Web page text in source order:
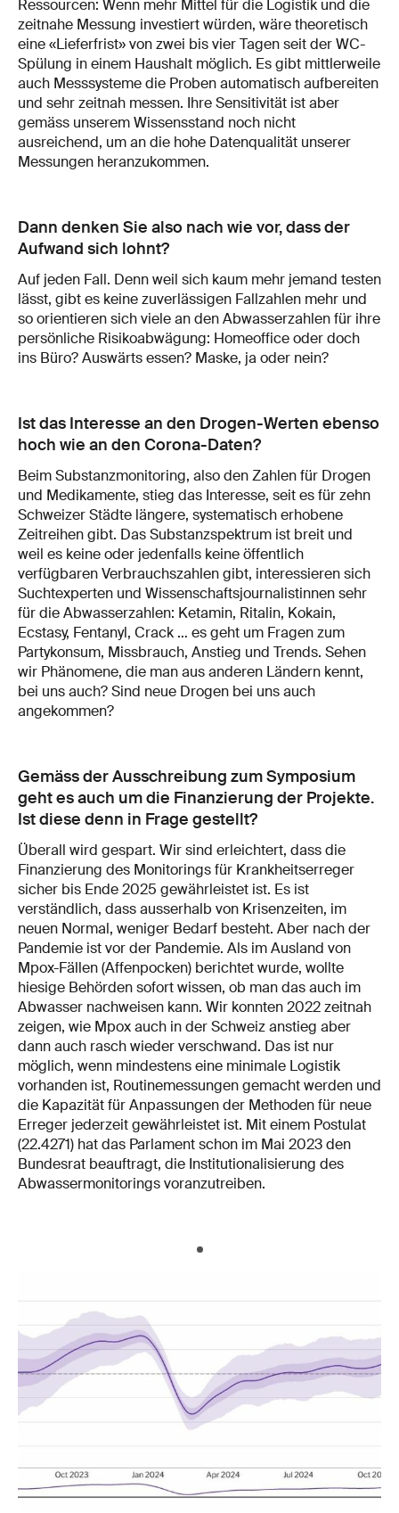
Ressourcen: Wenn mehr Mittel für die Logistik und die
zeitnahe Messung investiert würden, wäre theoretisch
eine «Lieferfrist» von zwei bis vier Tagen seit der WC-
Spülung in einem Haushalt möglich. Es gibt mittlerweile
auch Messsysteme die Proben automatisch aufbereiten
und sehr zeitnah messen. Ihre Sensitivität ist aber
gemäss unserem Wissensstand noch nicht
ausreichend, um an die hohe Datenqualität unserer
Messungen heranzukommen.
Dann denken Sie also nach wie vor, dass der
Aufwand sich lohnt?
Auf jeden Fall. Denn weil sich kaum mehr jemand testen
lässt, gibt es keine zuverlässigen Fallzahlen mehr und
so orientieren sich viele an den Abwasserzahlen für ihre
persönliche Risikoabwägung: Homeoffice oder doch
ins Büro? Auswärts essen? Maske, ja oder nein?
Ist das Interesse an den Drogen-Werten ebenso
hoch wie an den Corona-Daten?
Beim Substanzmonitoring, also den Zahlen für Drogen
und Medikamente, stieg das Interesse, seit es für zehn
Schweizer Städte längere, systematisch erhobene
Zeitreihen gibt. Das Substanzspektrum ist breit und
weil es keine oder jedenfalls keine öffentlich
verfügbaren Verbrauchszahlen gibt, interessieren sich
Suchtexperten und Wissenschaftsjournalistinnen sehr
für die Abwasserzahlen: Ketamin, Ritalin, Kokain,
Ecstasy, Fentanyl, Crack … es geht um Fragen zum
Partykonsum, Missbrauch, Anstieg und Trends. Sehen
wir Phänomene, die man aus anderen Ländern kennt,
bei uns auch? Sind neue Drogen bei uns auch
angekommen?
Gemäss der Ausschreibung zum Symposium
geht es auch um die Finanzierung der Projekte.
Ist diese denn in Frage gestellt?
Überall wird gespart. Wir sind erleichtert, dass die
Finanzierung des Monitorings für Krankheitserreger
sicher bis Ende 2025 gewährleistet ist. Es ist
verständlich, dass ausserhalb von Krisenzeiten, im
neuen Normal, weniger Bedarf besteht. Aber nach der
Pandemie ist vor der Pandemie. Als im Ausland von
Mpox-Fällen (Affenpocken) berichtet wurde, wollte
hiesige Behörden sofort wissen, ob man das auch im
Abwasser nachweisen kann. Wir konnten 2022 zeitnah
zeigen, wie Mpox auch in der Schweiz anstieg aber
dann auch rasch wieder verschwand. Das ist nur
möglich, wenn mindestens eine minimale Logistik
vorhanden ist, Routinemessungen gemacht werden und
die Kapazität für Anpassungen der Methoden für neue
Erreger jederzeit gewährleistet ist. Mit einem Postulat
(22.4271) hat das Parlament schon im Mai 2023 den
Bundesrat beauftragt, die Institutionalisierung des
Abwassermonitorings voranzutreiben.